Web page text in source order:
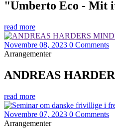
"Umberto Eco - Mit
read more
Novembre 08, 2023 0 Comments
Arrangementer
ANDREAS
read more
Novembre 07, 2023 0 Comments
Arrangementer